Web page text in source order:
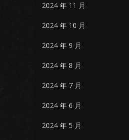
2024 年 11 月
2024 年 10 月
2024 年 9 月
2024 年 8 月
2024 年 7 月
2024 年 6 月
2024 年 5 月